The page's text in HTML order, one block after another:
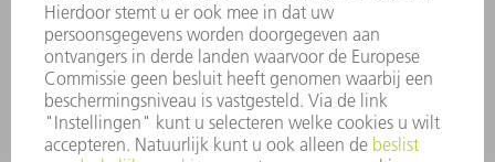
Algemene voorwaarden
CONTACT
+31 88 4002 400
Ma. - vr. 8.00 - 17.00 uur
onderdelen.tnl@de.trumpf.com